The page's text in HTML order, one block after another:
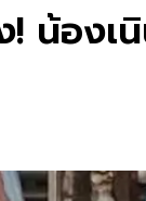
! น้องเ